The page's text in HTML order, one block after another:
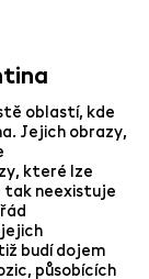
oblastí, kde
Jejich obrazy,
které lze
tak neexistuje
budí dojem
působících